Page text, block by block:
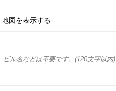
図を表示する
ル名などは不要です。(120文字以内)